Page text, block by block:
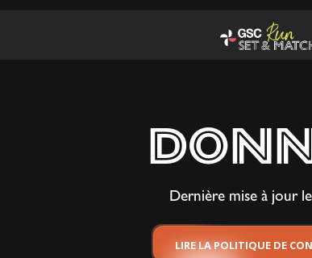
Dernière mise à jour
LIRE LA POLITIQUE DE